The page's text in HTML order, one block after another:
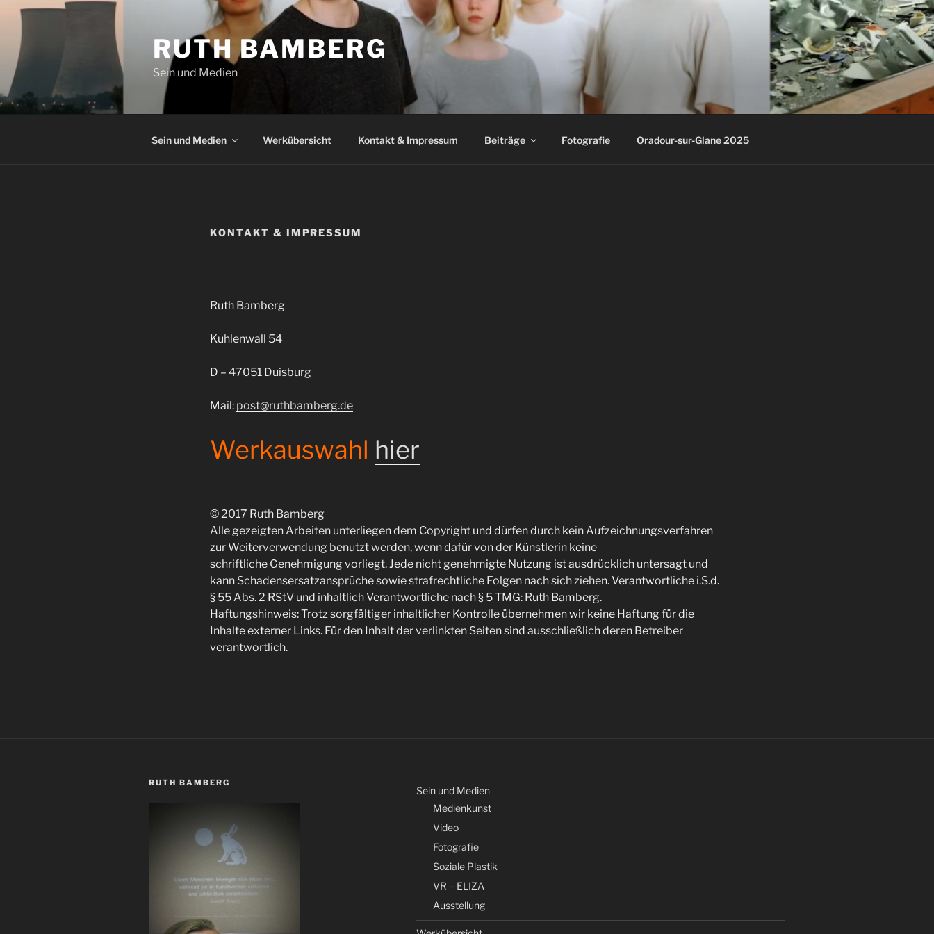
Zum
springen
RUTH BAMBERG
Sein und Medien
Sein und Medien Werkübersicht Kontakt & Impressum Beiträge Fotografie Oradour-sur-Glane 2025
KONTAKT & IMPRESSUM
Ruth Bamberg
Kuhlenwall 54
D – 47051 Duisburg
Mail: post@ruthbamberg.de
Werkauswahl hier
© 2017 Ruth Bamberg
Alle gezeigten Arbeiten unterliegen dem Copyright und dürfen durch kein Aufzeichnungsverfahren
zur Weiterverwendung benutzt werden, wenn dafür von der Künstlerin keine
schriftliche Genehmigung vorliegt. Jede nicht genehmigte Nutzung ist ausdrücklich untersagt und
kann Schadensersatzansprüche sowie strafrechtliche Folgen nach sich ziehen. Verantwortliche i.S.d.
§ 55 Abs. 2 RStV und inhaltlich Verantwortliche nach § 5 TMG: Ruth Bamberg.
Haftungshinweis: Trotz sorgfältiger inhaltlicher Kontrolle übernehmen wir keine Haftung für die
Inhalte externer Links. Für den Inhalt der verlinkten Seiten sind ausschließlich deren Betreiber
verantwortlich.
RUTH BAMBERG
Sein und Medien
Medienkunst
Video
Fotografie
Soziale Plastik
VR – ELIZA
Ausstellung